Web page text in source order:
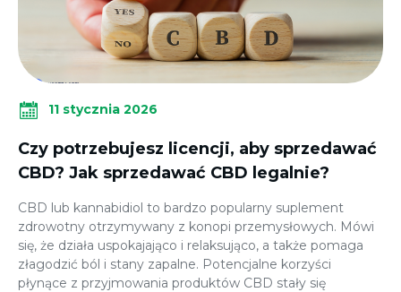
11 stycznia 2026
Czy potrzebujesz licencji, aby sprzedawać
CBD? Jak sprzedawać CBD legalnie?
CBD lub kannabidiol to bardzo popularny suplement
zdrowotny otrzymywany z konopi przemysłowych. Mówi
się, że działa uspokajająco i relaksująco, a także pomaga
złagodzić ból i stany zapalne. Potencjalne korzyści
płynące z przyjmowania produktów CBD stały się